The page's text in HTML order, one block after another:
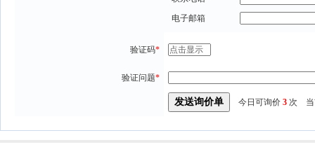
电子邮箱
验证码*
验证问题*
今日可询价 3 次 当